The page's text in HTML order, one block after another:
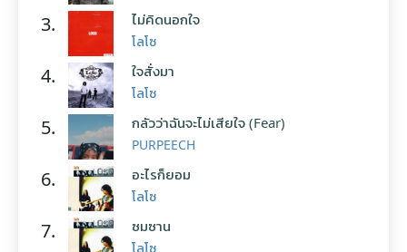
3. ไม่คิดนอกใจ
โลโซ
4. ใจสั่งมา
โลโซ
5. กลัวว่าฉันจะไม่เสียใจ (Fear)
PURPEECH
6. อะไรก็ยอม
โลโซ
7. ซมซาน
โลโซ